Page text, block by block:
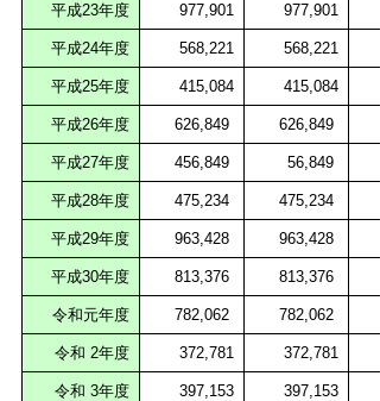
平成23年度 977,901 977,901
平成24年度 568,221 568,221
平成25年度 415,084 415,084
平成26年度 626,849 626,849
平成27年度 456,849 56,849
平成28年度 475,234 475,234
平成29年度 963,428 963,428
平成30年度 813,376 813,376
令和元年度 782,062 782,062
令和 2年度 372,781 372,781
令和 3年度 397,153 397,153